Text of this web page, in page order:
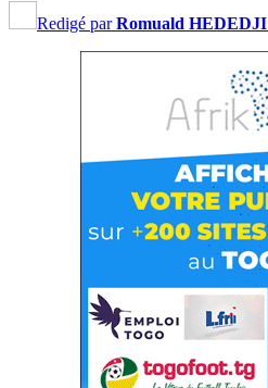
Redigé parRomuald HEDEDJI